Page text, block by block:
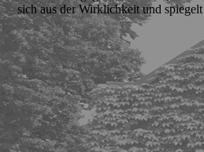
sich aus der Wirklichkeit und